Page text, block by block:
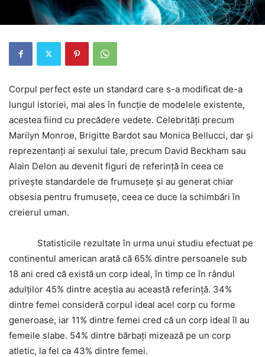
Corpul perfect este un standard care s-a modificat de-a
lungul istoriei, mai ales în funcție de modelele existente,
acestea fiind cu precădere vedete. Celebrități precum
Marilyn Monroe, Brigitte Bardot sau Monica Bellucci, dar și
reprezentanți ai sexului tale, precum David Beckham sau
Alain Delon au devenit figuri de referință în ceea ce
privește standardele de frumusețe și au generat chiar
obsesia pentru frumusețe, ceea ce duce la schimbări în
creierul uman.
Statisticile rezultate în urma unui studiu efectuat pe
continentul american arată că 65% dintre persoanele sub
18 ani cred că există un corp ideal, în timp ce în rândul
adulților 45% dintre aceștia au această referință. 34%
dintre femei consideră corpul ideal acel corp cu forme
generoase, iar 11% dintre femei cred că un corp ideal îl au
femeile slabe. 54% dintre bărbați mizează pe un corp
atletic, la fel ca 43% dintre femei.